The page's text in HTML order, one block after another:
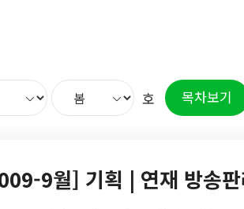
호 목차보기
9월] 기획 | 연재 방송